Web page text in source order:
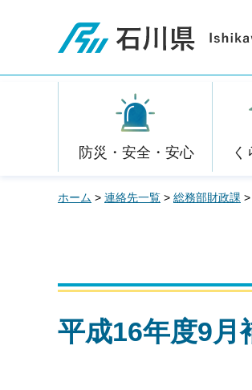
石川県
防災・安全・安心 く
ホーム > 連絡先一覧 > 総務部財政課 >
平成16年度9月